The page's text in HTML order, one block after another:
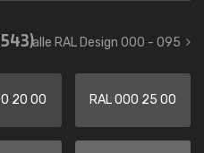
alle RAL Design 000 - 095
20 00 RAL 000 25 00